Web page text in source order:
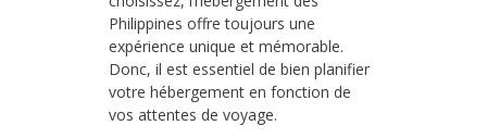
Philippines offre toujours une
expérience unique et mémorable.
Donc, il est essentiel de bien planifier
votre hébergement en fonction de
vos attentes de voyage.